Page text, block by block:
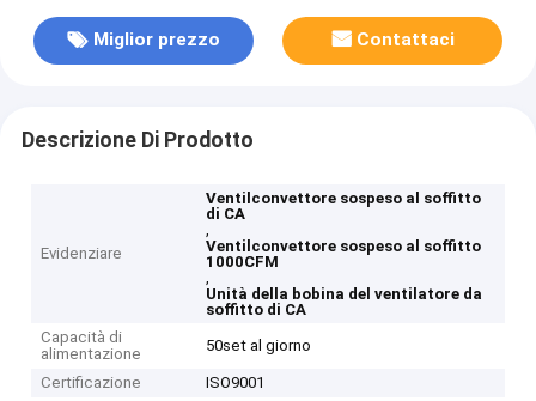
Miglior prezzo Contattaci
Descrizione Di Prodotto
Evidenziare
Ventilconvettore sospeso al soffitto
di CA
,
Ventilconvettore sospeso al soffitto
1000CFM
,
Unità della bobina del ventilatore da
soffitto di CA
Capacità di
alimentazione
50set al giorno
Certificazione
ISO9001